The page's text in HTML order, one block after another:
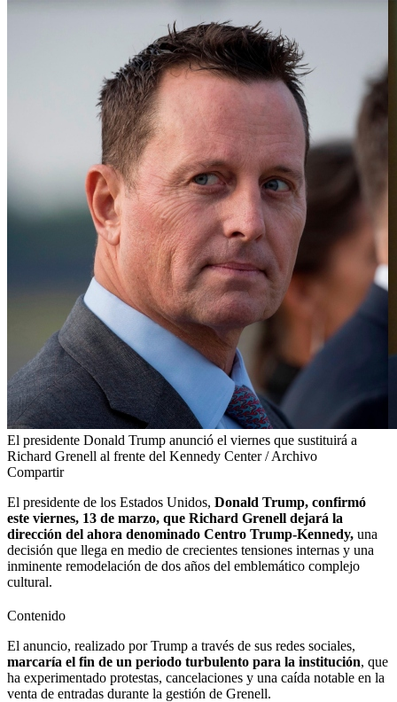
El presidente Donald Trump anunció el viernes que sustituirá a
Richard Grenell al frente del Kennedy Center / Archivo
Compartir
El presidente de los Estados Unidos, Donald Trump, confirmó
este viernes, 13 de marzo, que Richard Grenell dejará la
dirección del ahora denominado Centro Trump-Kennedy, una
decisión que llega en medio de crecientes tensiones internas y una
inminente remodelación de dos años del emblemático complejo
cultural.
Contenido
El anuncio, realizado por Trump a través de sus redes sociales,
marcaría el fin de un periodo turbulento para la institución, que
ha experimentado protestas, cancelaciones y una caída notable en la
venta de entradas durante la gestión de Grenell.